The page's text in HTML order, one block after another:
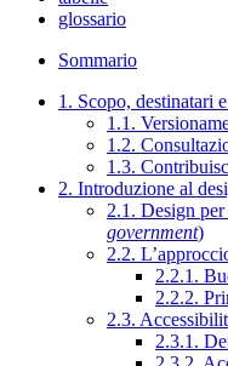
glossario
Sommario
1. Scopo, destinatari
1.1.
1.2.
1.3.
2. Introduzione al
2.1. Design
government)
2.2.
2.2.1.
2.2.2.
2.3.
2.3.1.